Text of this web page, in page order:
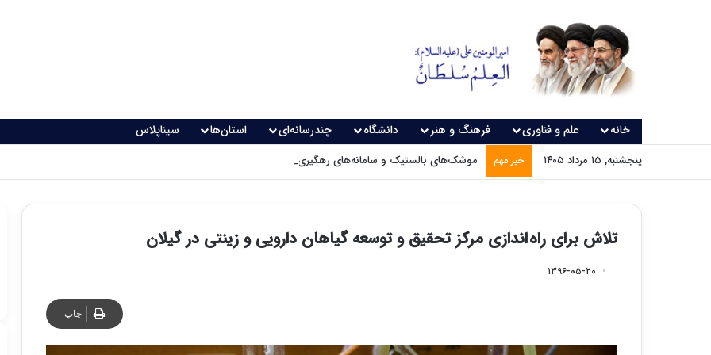
خانه علم و فناوری فرهنگ و هنر دانشگاه چندرسانه‌ای استان‌ها سیناپلاس
پنجشنبه, ۱۵ مرداد ۱۴۰۵ خبر مهم موشک‌های بالستیک و سامانه‌های رهگیری پدافندی چگونه کار می کنند؟
تلاش برای راه اندازی مرکز تحقیق و توسعه گیاهان دارویی و زینتی در گیلان
۱۳۹۶-۰۵-۲۰
چاپ